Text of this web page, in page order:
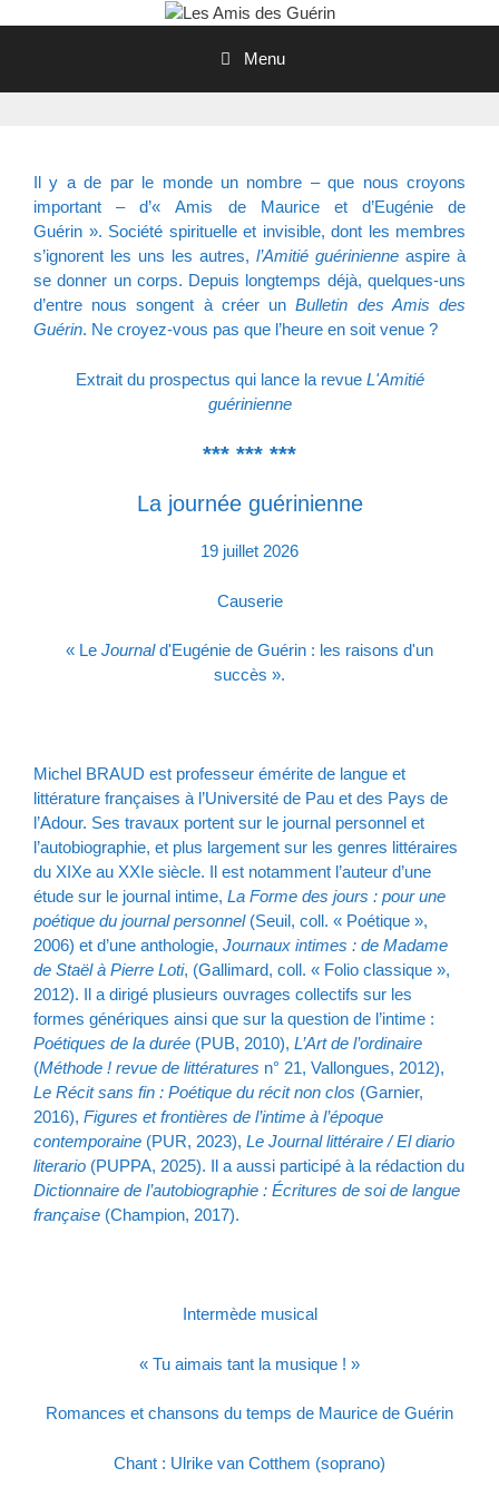
Menu
Il y a de par le monde un nombre – que nous croyons
important – d’« Amis de Maurice et d’Eugénie de
Guérin ». Société spirituelle et invisible, dont les membres
s’ignorent les uns les autres, l’Amitié guérinienne aspire à
se donner un corps. Depuis longtemps déjà, quelques-uns
d’entre nous songent à créer unBulletin des Amis des
Guérin. Ne croyez-vous pas que l’heure en soit venue ?
Extrait du prospectus qui lance la revue L'Amitié
guérinienne
*** *** ***
La journée guérinienne
19 juillet 2026
Causerie
« Le Journald'Eugénie de Guérin : les raisons d'un
succès ».
Michel BRAUD est professeur émérite de langue et
littérature françaises à l’Université de Pau et des Pays de
l’Adour. Ses travaux portent sur le journal personnel et
l’autobiographie, et plus largement sur les genres littéraires
du XIXe au XXIe siècle. Il est notamment l’auteur d’une
étude sur le journal intime, La Forme des jours : pour une
poétique du journal personnel(Seuil, coll. « Poétique »,
2006) et d’une anthologie, Journaux intimes : de Madame
de Staël à Pierre Loti, (Gallimard, coll. « Folio classique »,
2012). Il a dirigé plusieurs ouvrages collectifs sur les
formes génériques ainsi que sur la question de l’intime :
Poétiques de la durée (PUB, 2010), L’Art de l’ordinaire
(Méthode ! revue de littératures n° 21, Vallongues, 2012),
Le Récit sans fin : Poétique du récit non clos (Garnier,
2016), Figures et frontières de l’intime à l’époque
contemporaine (PUR, 2023), Le Journal littéraire / El diario
literario (PUPPA, 2025). Il a aussi participé à la rédaction du
Dictionnaire de l’autobiographie : Écritures de soi de langue
française (Champion, 2017).
Intermède musical
« Tu aimais tant la musique ! »
Romances et chansons du temps de Maurice de Guérin
Chant : Ulrike van Cotthem (soprano)